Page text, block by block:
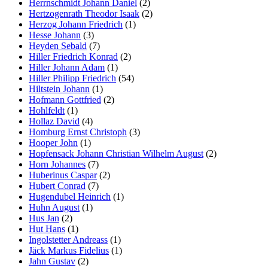
Herrnschmidt Johann Daniel (2)
Hertzogenrath Theodor Isaak (2)
Herzog Johann Friedrich (1)
Hesse Johann (3)
Heyden Sebald (7)
Hiller Friedrich Konrad (2)
Hiller Johann Adam (1)
Hiller Philipp Friedrich (54)
Hiltstein Johann (1)
Hofmann Gottfried (2)
Hohlfeldt (1)
Hollaz David (4)
Homburg Ernst Christoph (3)
Hooper John (1)
Hopfensack Johann Christian Wilhelm August (2)
Horn Johannes (7)
Huberinus Caspar(2)
Hubert Conrad (7)
Hugendubel Heinrich (1)
Huhn August (1)
Hus Jan (2)
Hut Hans (1)
Ingolstetter Andreass (1)
Jäck Markus Fidelius (1)
Jahn Gustav (2)